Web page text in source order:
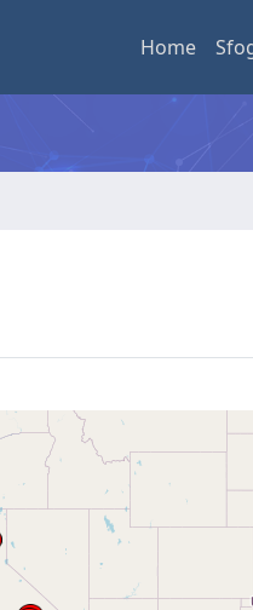
Home